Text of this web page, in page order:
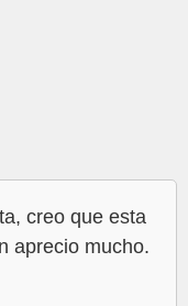
creo que esta
aprecio mucho.